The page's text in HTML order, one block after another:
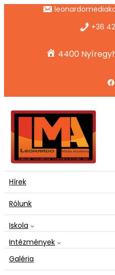
+36
4400
Facebook
Hírek
Rólunk
Iskola
Intézmények
Galéria